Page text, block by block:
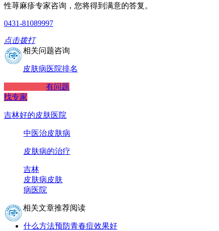
性荨麻疹专家咨询，您将得到满意的答复。
0431-81089997
点击拨打
相关问题咨询
皮肤病医院排名
有问题
找专家
吉林好的皮肤医院
中医治皮肤病
皮肤病的治疗
吉林
皮肤病皮肤
病医院
相关文章推荐阅读
什么方法预防青春痘效果好